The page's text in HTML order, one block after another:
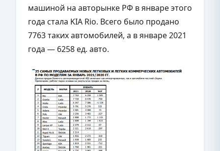
машиной на авторынке РФ в январе этого
года стала KIA Rio. Всего было продано
7763 таких автомобилей, а в январе 2021
года — 6258 ед. авто.